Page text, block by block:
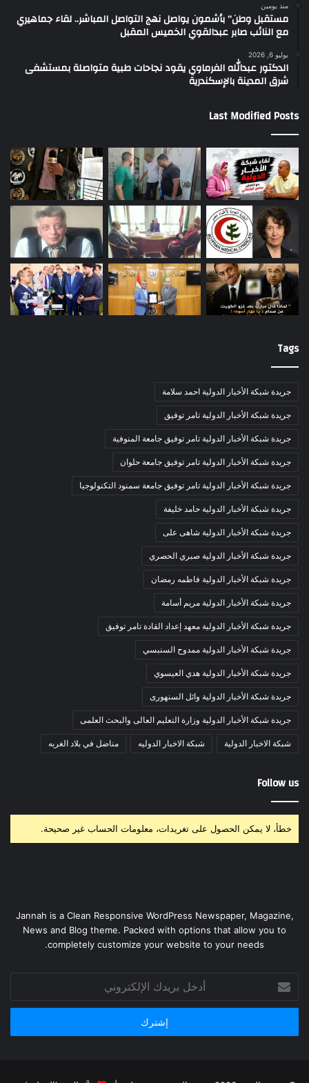
منذ يومين
مستقبل وطن” بأشمون يواصل نهج التواصل المباشر.. لقاء جماهيري
مع النائب صابر عبدالقوي الخميس المقبل
يوليو 6, 2026
الدكتور عبدالله الفرماوي يقود نجاحات طبية متواصلة بمستشفى
شرق المدينة بالإسكندرية
Last Modified Posts
Tags
جريدة شبكة الأخبار الدولية احمد سلامة
جريدة شبكة الأخبار الدولية تامر توفيق
جريدة شبكة الأخبار الدولية تامر توفيق جامعة المنوفية
جريدة شبكة الأخبار الدولية تامر توفيق جامعة حلوان
جريدة شبكة الأخبار الدولية تامر توفيق جامعة سمنود التكنولوجيا
جريدة شبكة الأخبار الدولية حامد خليفة
جريدة شبكة الأخبار الدولية شاهى على
جريدة شبكة الأخبار الدولية صبري الحصري
جريدة شبكة الأخبار الدولية فاطمه رمضان
جريدة شبكة الأخبار الدولية مريم أسامة
جريدة شبكة الأخبار الدولية معهد إعداد القادة تامر توفيق
جريدة شبكة الأخبار الدولية ممدوح السنبسي
جريدة شبكة الأخبار الدولية هدي العيسوي
جريدة شبكة الأخبار الدولية وائل السنهورى
جريدة شبكة الأخبار الدولية وزارة التعليم العالى والبحث العلمى
شبكة الاخبار الدولية شبكة الاخبار الدوليه مناضل في بلاد الغربه
Follow us
خطأ، لا يمكن الحصول على تغريدات، معلومات الحساب غير صحيحة.
Jannah is a Clean Responsive WordPress Newspaper, Magazine,
News and Blog theme. Packed with options that allow you to
completely customize your website to your needs.
بريدك
الإلكتروني